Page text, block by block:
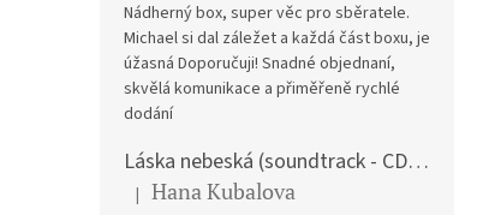
Nádherný box, super věc pro sběratele.
Michael si dal záležet a každá část boxu, je
úžasná Doporučuji! Snadné objednaní,
skvělá komunikace a přiměřeně rychlé
dodání
Láska nebeská (soundtrack - CD) Love Actually
Hodnocení produktu je 5 z 5 hvězdiček.
| Hana Kubalova